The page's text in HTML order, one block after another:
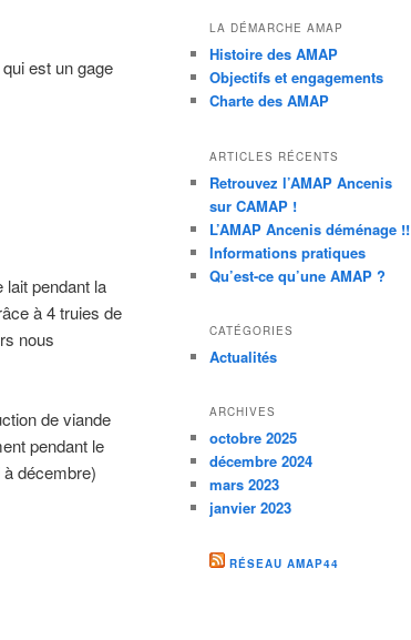
est un gage
pendant la
à 4 truies de
nous
de viande
pendant le
décembre)
LA DÉMARCHE AMAP
Histoire des AMAP
Objectifs et engagements
Charte des AMAP
ARTICLES RÉCENTS
Retrouvez l’AMAP Ancenis
sur CAMAP !
L’AMAP Ancenis déménage !!
Informations pratiques
Qu’est-ce qu’une AMAP ?
CATÉGORIES
Actualités
ARCHIVES
octobre 2025
décembre 2024
mars 2023
janvier 2023
RÉSEAU AMAP44